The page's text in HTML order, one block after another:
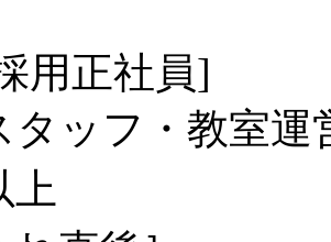
用正社員]
タッフ・教室運
上